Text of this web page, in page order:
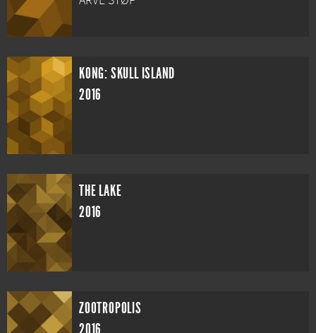
KONG: SKULL ISLAND
2016
THE LAKE
2016
ZOOTROPOLIS